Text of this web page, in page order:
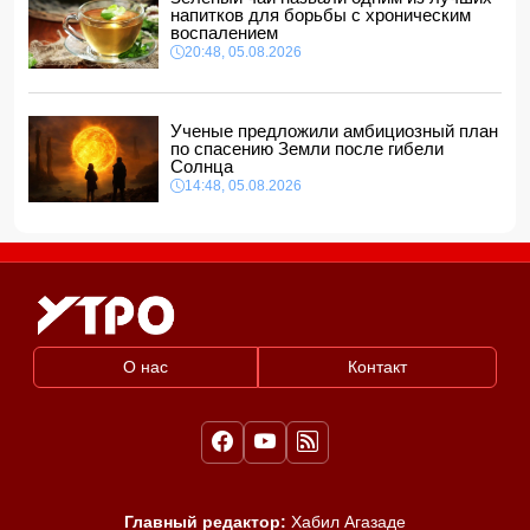
морях
12:40, 06.08.2026
напитков для борьбы с хроническим
воспалением
20:48, 05.08.2026
Ученые предложили амбициозный план
по спасению Земли после гибели
Солнца
14:48, 05.08.2026
О нас Контакт
Главный редактор: Хабил Агазаде